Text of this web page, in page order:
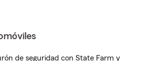
de seguridad con State Farm y